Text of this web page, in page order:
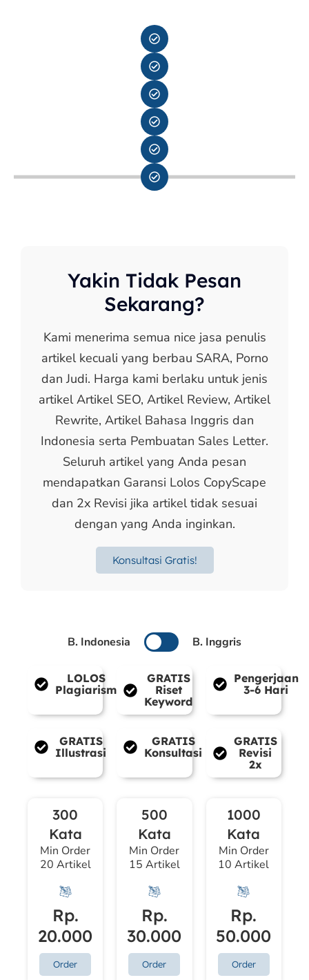
Yakin Tidak Pesan
Sekarang?
Kami menerima semua nice jasa penulis
artikel kecuali yang berbau SARA, Porno
dan Judi. Harga kami berlaku untuk jenis
artikel Artikel SEO, Artikel Review, Artikel
Rewrite, Artikel Bahasa Inggris dan
Indonesia serta Pembuatan Sales Letter.
Seluruh artikel yang Anda pesan
mendapatkan Garansi Lolos CopyScape
dan 2x Revisi jika artikel tidak sesuai
dengan yang Anda inginkan.
Konsultasi Gratis!
B. Indonesia B. Inggris
LOLOS
Plagiarism
GRATIS
Riset
Keyword
Pengerjaan
3-6 Hari
GRATIS
Illustrasi
GRATIS
Konsultasi
GRATIS
Revisi
2x
300
Kata
Min Order
20 Artikel
Rp.
20.000
Order
500
Kata
Min Order
15 Artikel
Rp.
30.000
Order
1000
Kata
Min Order
10 Artikel
Rp.
50.000
Order